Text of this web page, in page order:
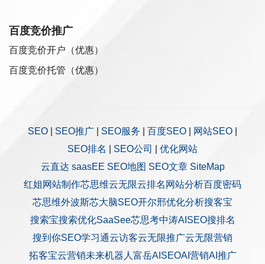
百度竞价推广
百度竞价开户（优惠）
百度竞价托管（优惠）
SEO SEO推广 SEO服务 百度SEO 网站SEO
SEO排名
SEO公司
优化网站
云直达 saasEE SEO地图 SEO文章 SiteMap
红姐网站制作芯思维云无限云排名 网站分析百度密码
芯思维外波斯芯大脑SEO开尔邢优化分析搜客宝
搜索宝搜索优化SaaSee芯思考中涛AISEO搜排名
搜到你SEO学习通云访客云无限推广云无限营销
拓客宝云营销未来机器人 富岳AISEOAI营销AI推广